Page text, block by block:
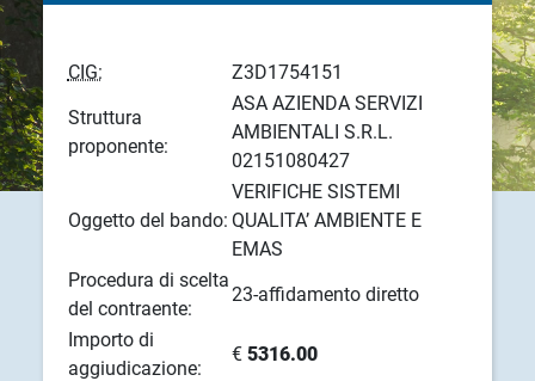
CIG:
Z3D1754151
Struttura
proponente:
ASA AZIENDA SERVIZI
AMBIENTALI S.R.L.
02151080427
Oggetto del bando:
VERIFICHE SISTEMI
QUALITA’ AMBIENTE E
EMAS
Procedura di scelta
del contraente:
23-affidamento diretto
Importo di
aggiudicazione:
€ 5316.00